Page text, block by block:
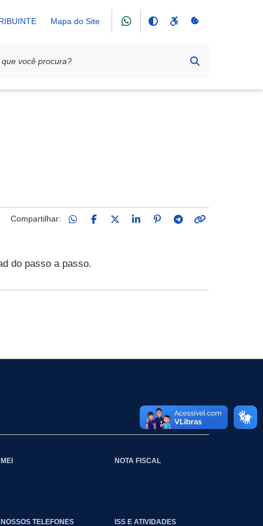
Mapa do Site
Compartilhar:
do passo a passo.
MEI NOTA FISCAL
NOSSOS TELEFONES
ISS E ATIVIDADES